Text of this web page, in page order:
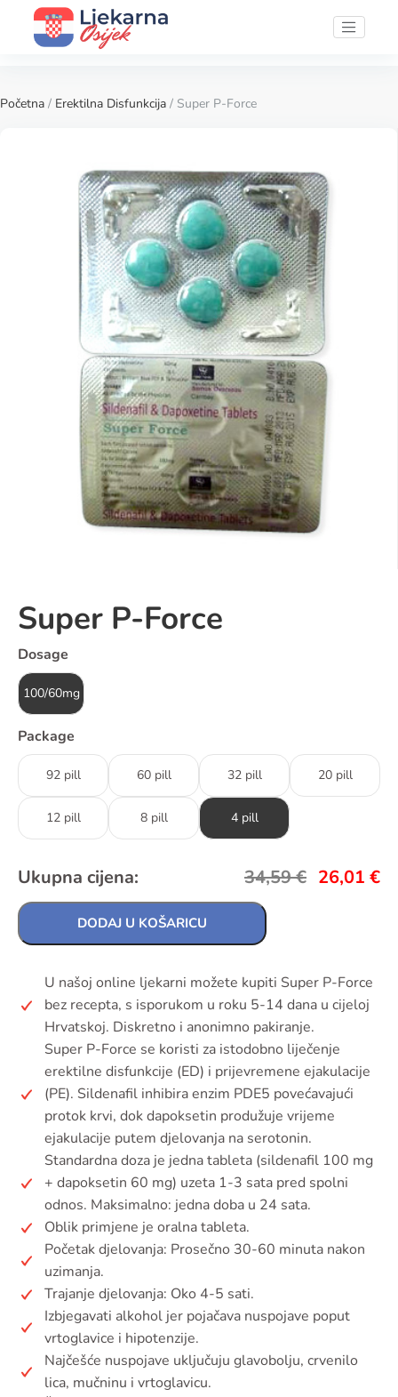
Početna / Erektilna Disfunkcija / Super P-Force
Super P-Force
Dosage
100/60mg
Package
92 pill 60 pill 32 pill 20 pill
12 pill 8 pill 4 pill
Ukupna cijena: 34,59€ 26,01 €
DODAJ U KOŠARICU
U našoj online ljekarni možete kupiti Super P-Force
bez recepta, s isporukom u roku 5-14 dana u cijeloj
Hrvatskoj. Diskretno i anonimno pakiranje.
Super P-Force se koristi za istodobno liječenje
erektilne disfunkcije (ED) i prijevremene ejakulacije
(PE). Sildenafil inhibira enzim PDE5 povećavajući
protok krvi, dok dapoksetin produžuje vrijeme
ejakulacije putem djelovanja na serotonin.
Standardna doza je jedna tableta (sildenafil 100 mg
+ dapoksetin 60 mg) uzeta 1-3 sata pred spolni
odnos. Maksimalno: jedna doba u 24 sata.
Oblik primjene je oralna tableta.
Početak djelovanja: Prosečno 30-60 minuta nakon
uzimanja.
Trajanje djelovanja: Oko 4-5 sati.
Izbjegavati alkohol jer pojačava nuspojave poput
vrtoglavice i hipotenzije.
Najčešće nuspojave uključuju glavobolju, crvenilo
lica, mučninu i vrtoglavicu.